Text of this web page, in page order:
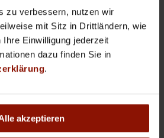
zu verbessern, nutzen wir
mit Sitz in Drittländern, wie
Einwilligung jederzeit
dazu finden Sie in
.
akzeptieren
an unserem
Der von Ihnen gewünschte
nicht statt.
einen Alternativtermin in
Team.